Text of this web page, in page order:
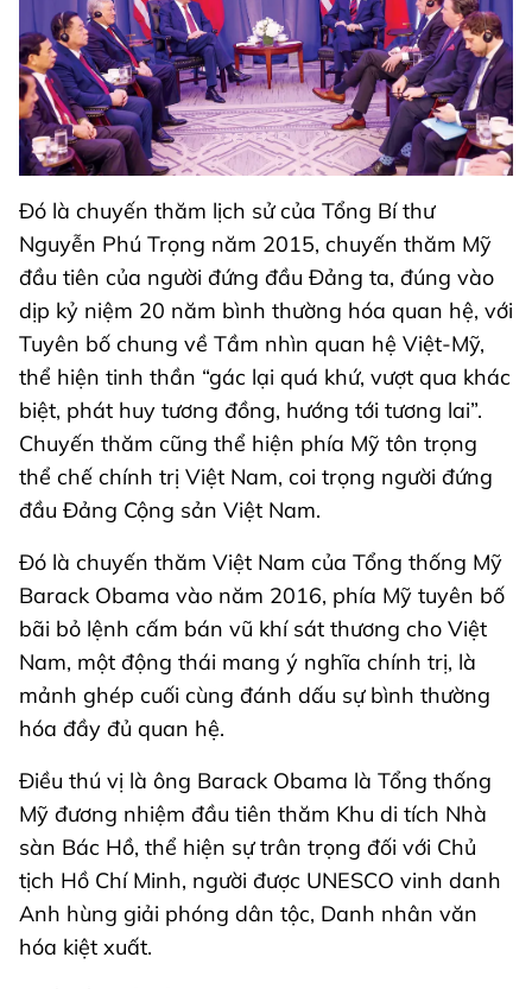
Đó là chuyến thăm lịch sử của Tổng Bí thư
Nguyễn Phú Trọng năm 2015, chuyến thăm Mỹ
đầu tiên của người đứng đầu Đảng ta, đúng vào
dịp kỷ niệm 20 năm bình thường hóa quan hệ, với
Tuyên bố chung về Tầm nhìn quan hệ Việt-Mỹ,
thể hiện tinh thần “gác lại quá khứ, vượt qua khác
biệt, phát huy tương đồng, hướng tới tương lai”.
Chuyến thăm cũng thể hiện phía Mỹ tôn trọng
thể chế chính trị Việt Nam, coi trọng người đứng
đầu Đảng Cộng sản Việt Nam.
Đó là chuyến thăm Việt Nam của Tổng thống Mỹ
Barack Obama vào năm 2016, phía Mỹ tuyên bố
bãi bỏ lệnh cấm bán vũ khí sát thương cho Việt
Nam, một động thái mang ý nghĩa chính trị, là
mảnh ghép cuối cùng đánh dấu sự bình thường
hóa đầy đủ quan hệ.
Điều thú vị là ông Barack Obama là Tổng thống
Mỹ đương nhiệm đầu tiên thăm Khu di tích Nhà
sàn Bác Hồ, thể hiện sự trân trọng đối với Chủ
tịch Hồ Chí Minh, người được UNESCO vinh danh
Anh hùng giải phóng dân tộc, Danh nhân văn
hóa kiệt xuất.